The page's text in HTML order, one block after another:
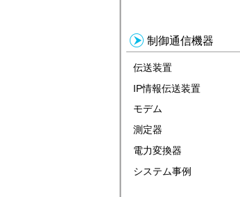
制御通信機器
伝送装置
IP情報伝送装置
モデム
測定器
電力変換器
システム事例